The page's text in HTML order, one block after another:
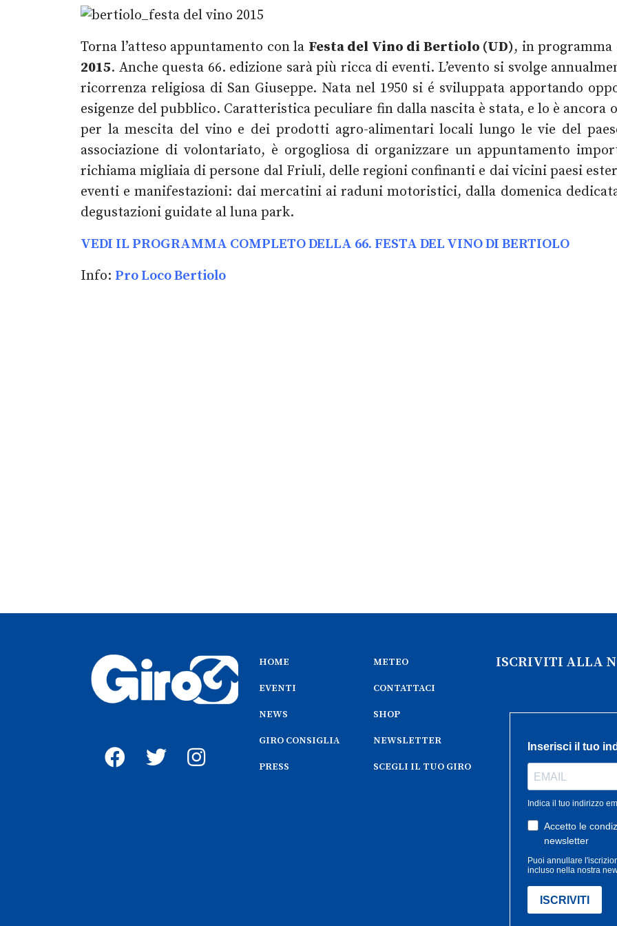
Torna l’atteso appuntamento con la Festa del Vino di Bertiolo (UD), in programma
2015. Anche questa 66. edizione sarà più ricca di eventi. L’evento si svolge
ricorrenza religiosa di San Giuseppe. Nata nel 1950 si é sviluppata apportando
esigenze del pubblico. Caratteristica peculiare fin dalla nascita è stata, e lo è
per la mescita del vino e dei prodotti agro-alimentari locali lungo le vie del
associazione di volontariato, è orgogliosa di organizzare un appuntamento
richiama migliaia di persone dal Friuli, delle regioni confinanti e dai vicini paesi
eventi e manifestazioni: dai mercatini ai raduni motoristici, dalla domenica
degustazioni guidate al luna park.
VEDI IL PROGRAMMA COMPLETO DELLA 66. FESTA DEL VINO DI BERTIOLO
Info: Pro Loco Bertiolo
HOME
EVENTI
NEWS
GIRO CONSIGLIA
PRESS
METEO
CONTATTACI
SHOP
NEWSLETTER
SCEGLI IL TUO GIRO
ISCRIVITI ALLA